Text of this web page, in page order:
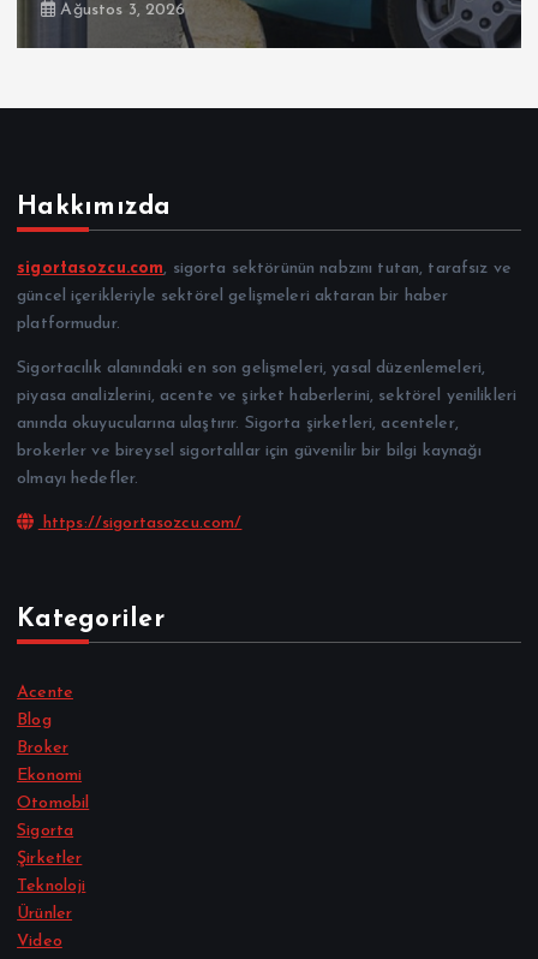
Ağustos 3, 2026
Hakkımızda
sigortasozcu.com, sigorta sektörünün nabzını tutan, tarafsız ve
güncel içerikleriyle sektörel gelişmeleri aktaran bir haber
platformudur.
Sigortacılık alanındaki en son gelişmeleri, yasal düzenlemeleri,
piyasa analizlerini, acente ve şirket haberlerini, sektörel yenilikleri
anında okuyucularına ulaştırır. Sigorta şirketleri, acenteler,
brokerler ve bireysel sigortalılar için güvenilir bir bilgi kaynağı
olmayı hedefler.
https://sigortasozcu.com/
Kategoriler
Acente
Blog
Broker
Ekonomi
Otomobil
Sigorta
Şirketler
Teknoloji
Ürünler
Video